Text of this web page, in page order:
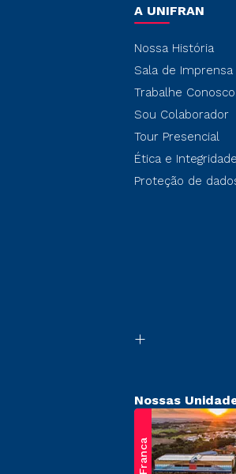
A UNIFRAN
Nossa História
Sala de Imprensa
Trabalhe Conosco
Sou Colaborador
Tour Presencial
Ética e Integridade
Proteção de
Nossas
Franca